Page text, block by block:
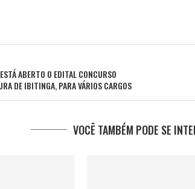
ABERTO O EDITAL CONCURSO
DE IBITINGA, PARA VÁRIOS CARGOS
VOCÊ TAMBÉM PODE SE